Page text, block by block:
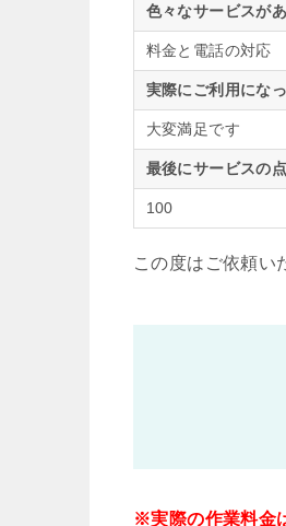
色々なサービスが
料金と電話の対応
実際にご利用にな
大変満足です
最後にサービスの
100
この度はご依頼い
※実際の作業料金